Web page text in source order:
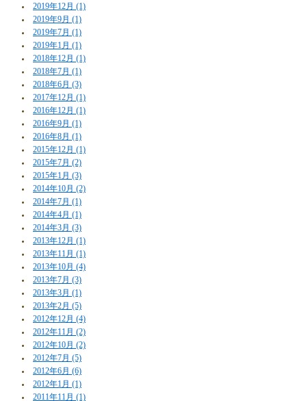
2019年12月 (1)
2019年9月 (1)
2019年7月 (1)
2019年1月 (1)
2018年12月 (1)
2018年7月 (1)
2018年6月 (3)
2017年12月 (1)
2016年12月 (1)
2016年9月 (1)
2016年8月 (1)
2015年12月 (1)
2015年7月 (2)
2015年1月 (3)
2014年10月 (2)
2014年7月 (1)
2014年4月 (1)
2014年3月 (3)
2013年12月 (1)
2013年11月 (1)
2013年10月 (4)
2013年7月 (3)
2013年3月 (1)
2013年2月 (5)
2012年12月 (4)
2012年11月 (2)
2012年10月 (2)
2012年7月 (5)
2012年6月 (6)
2012年1月 (1)
2011年11月 (1)